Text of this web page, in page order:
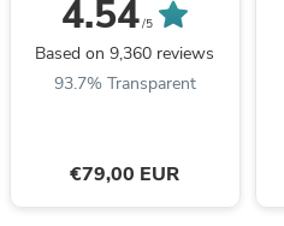
4.54/5
Based on 9,360 reviews
93.7% Transparent
€79,00 EUR